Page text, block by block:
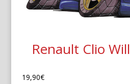
Renault Clio
19,90€